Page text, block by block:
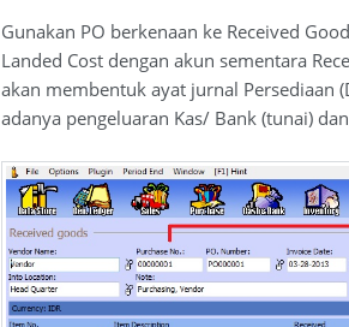
Gunakan PO berkenaan ke Received
Landed Cost dengan akun sementara
akan membentuk ayat jurnal Persediaan
adanya pengeluaran Kas/ Bank (tunai)